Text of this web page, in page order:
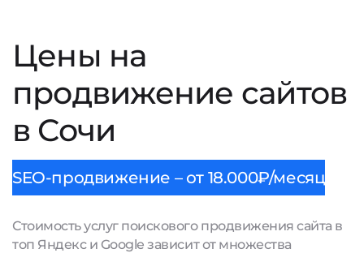
Цены на
продвижение сайтов
в Сочи
SEO-продвижение – от 18.000₽/месяц
Стоимость услуг поискового продвижения сайта в
топ Яндекс и Google зависит от множества